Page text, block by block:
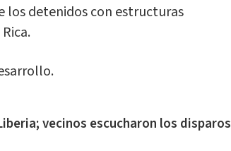
los detenidos con estructuras
vecinos escucharon los disparos